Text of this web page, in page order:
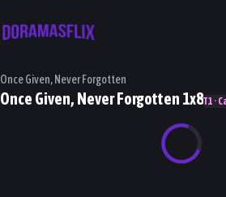
Once Given, Never Forgotten
Once Given, Never Forgotten 1x8T1 ·